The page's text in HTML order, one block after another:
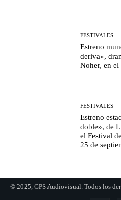
FESTIVALES
Estreno
deriva»,
Noher, en
FESTIVALES
Estreno
doble», de
el Festival
25 de
© 2025, GPS Audiovisual. Todos los